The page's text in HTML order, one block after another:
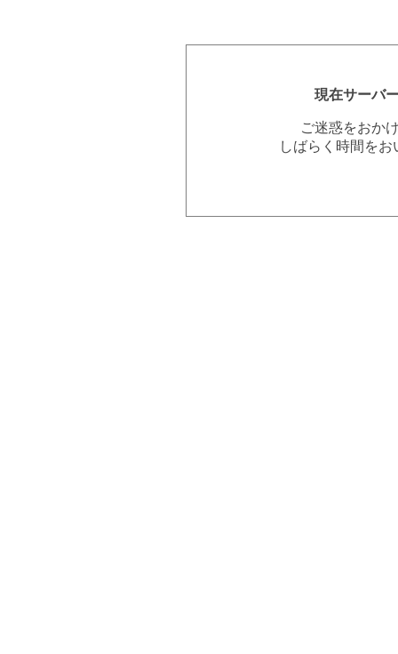
現在サーバ
ご迷惑をおか
しばらく時間を